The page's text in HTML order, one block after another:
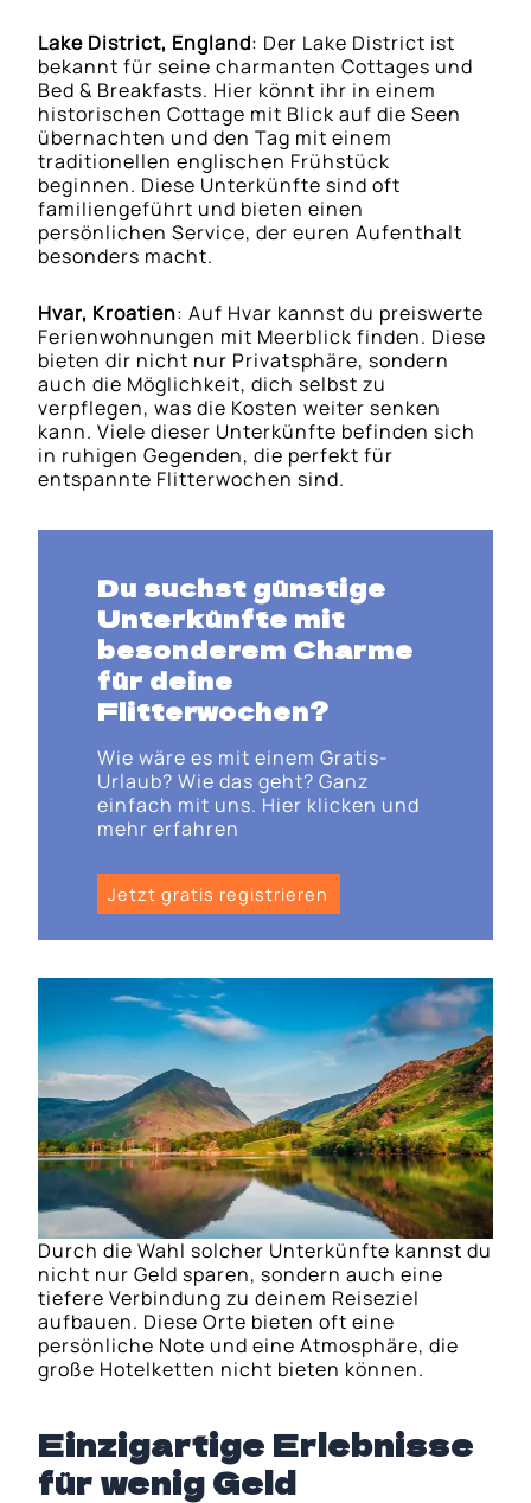
Lake District, England: Der Lake District ist
bekannt für seine charmanten Cottages und
Bed & Breakfasts. Hier könnt ihr in einem
historischen Cottage mit Blick auf die Seen
übernachten und den Tag mit einem
traditionellen englischen Frühstück
beginnen. Diese Unterkünfte sind oft
familiengeführt und bieten einen
persönlichen Service, der euren Aufenthalt
besonders macht.
Hvar, Kroatien: Auf Hvar kannst du preiswerte
Ferienwohnungen mit Meerblick finden. Diese
bieten dir nicht nur Privatsphäre, sondern
auch die Möglichkeit, dich selbst zu
verpflegen, was die Kosten weiter senken
kann. Viele dieser Unterkünfte befinden sich
in ruhigen Gegenden, die perfekt für
entspannte Flitterwochen sind.
Du suchst günstige
Unterkünfte mit
besonderem Charme
für deine
Flitterwochen?
Wie wäre es mit einem Gratis-
Urlaub? Wie das geht? Ganz
einfach mit uns. Hier klicken und
mehr erfahren
Jetzt gratis registrieren
Durch die Wahl solcher Unterkünfte kannst du
nicht nur Geld sparen, sondern auch eine
tiefere Verbindung zu deinem Reiseziel
aufbauen. Diese Orte bieten oft eine
persönliche Note und eine Atmosphäre, die
große Hotelketten nicht bieten können.
Einzigartige Erlebnisse
für wenig Geld